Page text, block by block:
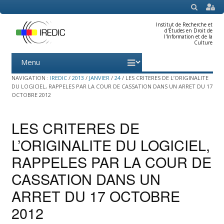
SEARCH
Institut de Recherche et
d'Études en Droit de
l'Information et de la
Culture
Menu
content
NAVIGATION : IREDIC / 2013 / JANVIER / 24 / LES CRITERES DE L’ORIGINALITE
DU LOGICIEL, RAPPELES PAR LA COUR DE CASSATION DANS UN ARRET DU 17
OCTOBRE 2012
LES CRITERES DE
L’ORIGINALITE DU LOGICIEL,
RAPPELES PAR LA COUR DE
CASSATION DANS UN
ARRET DU 17 OCTOBRE
2012